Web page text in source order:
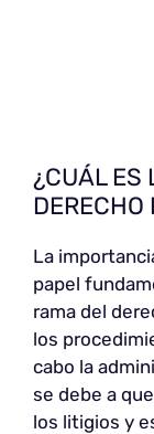
¿CUÁL ES
DERECHO
La
papel
rama del
los
cabo la
se debe a
los litigios y